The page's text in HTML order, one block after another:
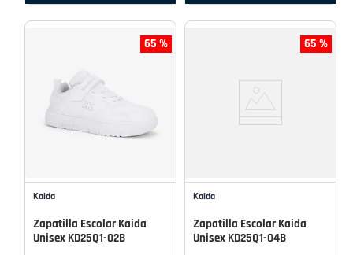
65 %
Kaida
Zapatilla Escolar Kaida
Unisex KD25Q1-02B
65 %
Kaida
Zapatilla Escolar Kaida
Unisex KD25Q1-04B